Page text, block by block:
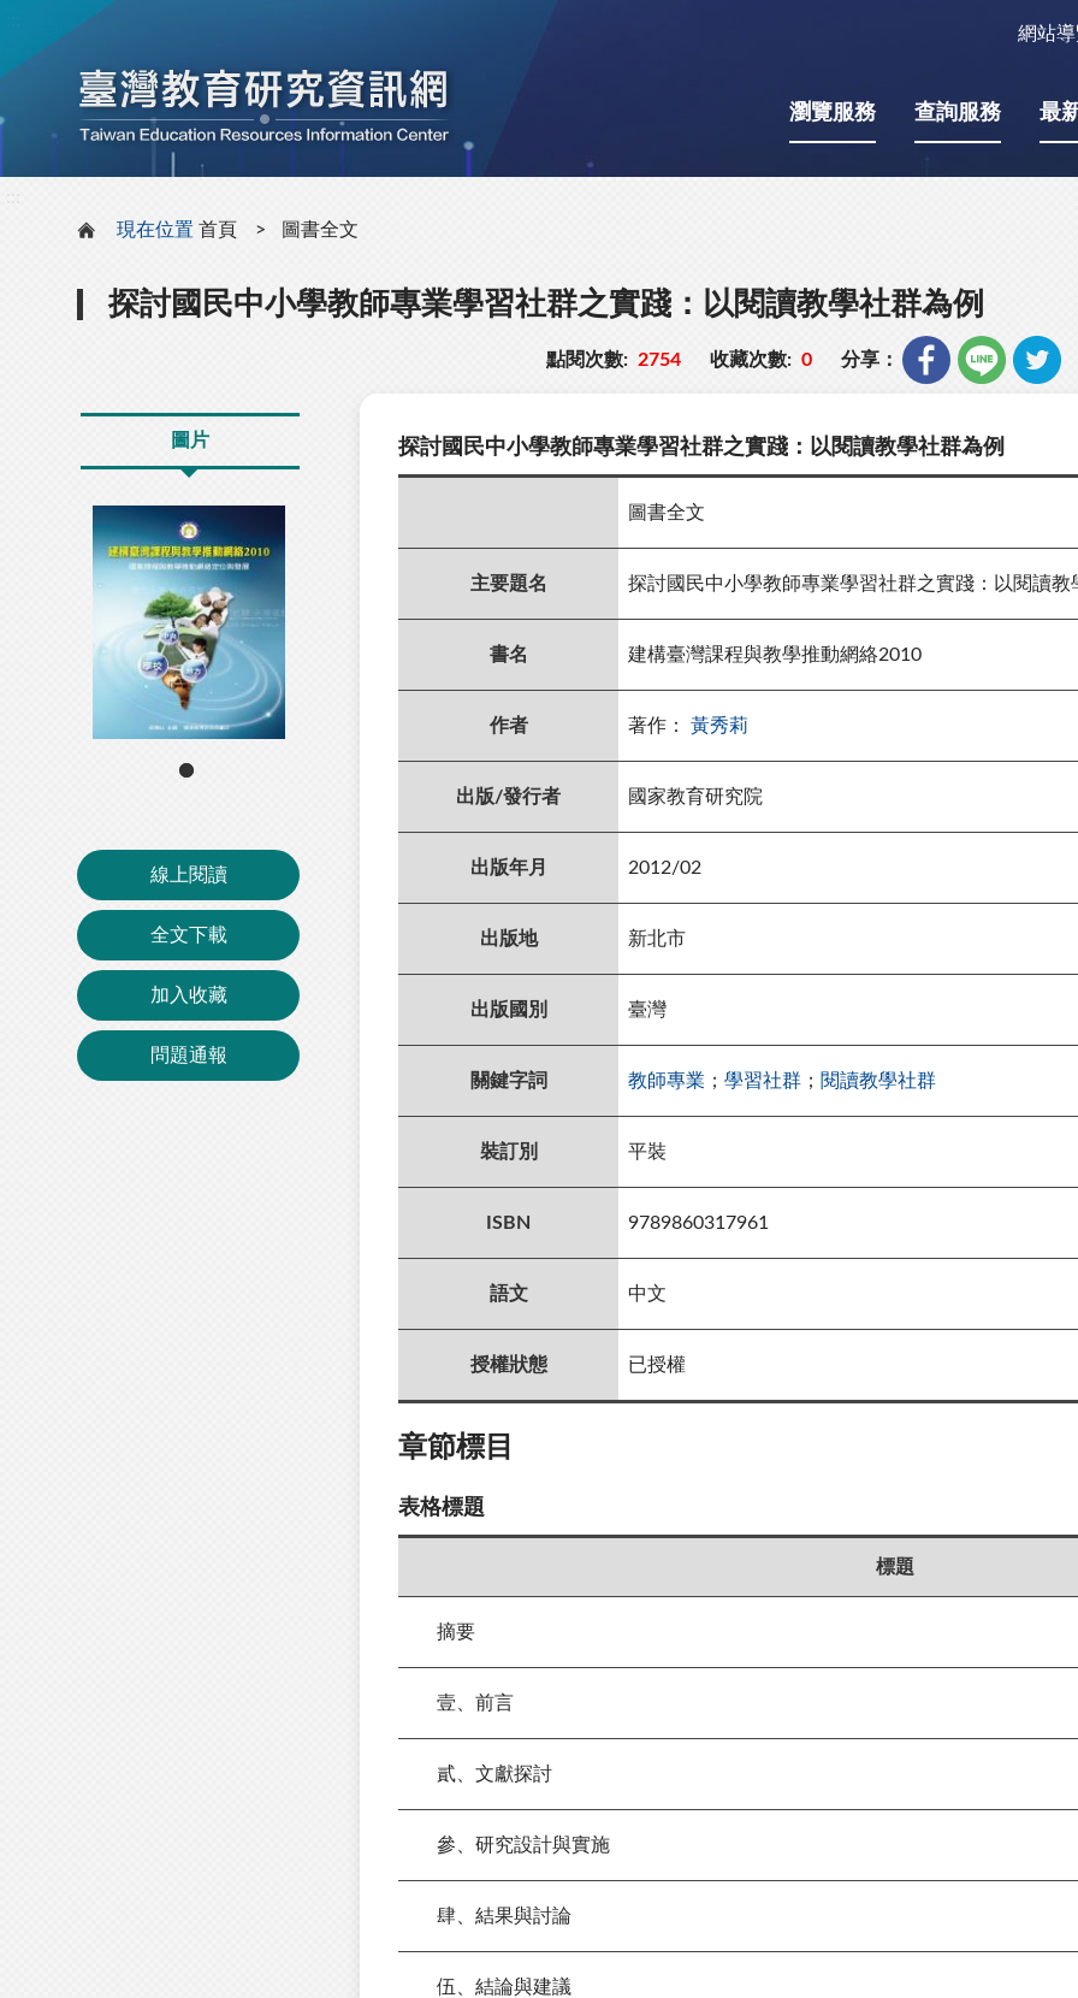
網站
瀏覽服務 查詢服務 最
現在位置 首頁 圖書全文
探討國民中小學教師專業學習社群之實踐：以閱讀教學社群為例
點閱次數: 2754 收藏次數: 0 分享：
圖片
線上閱讀
全文下載
加入收藏
問題通報
探討國民中小學教師專業學習社群之實踐：以閱讀教學社群為例
圖書全文
主要題名 探討國民中小學教師專業學習社群之實踐：以閱讀教
書名 建構臺灣課程與教學推動網絡2010
作者 著作： 黃秀莉
出版/發行者 國家教育研究院
出版年月 2012/02
出版地 新北市
出版國別 臺灣
關鍵字詞 教師專業 ； 學習社群 ； 閱讀教學社群
裝訂別 平裝
ISBN 9789860317961
語文 中文
授權狀態 已授權
章節標目
表格標題
標題
摘要
壹、前言
貳、文獻探討
參、研究設計與實施
肆、結果與討論
伍、結論與建議